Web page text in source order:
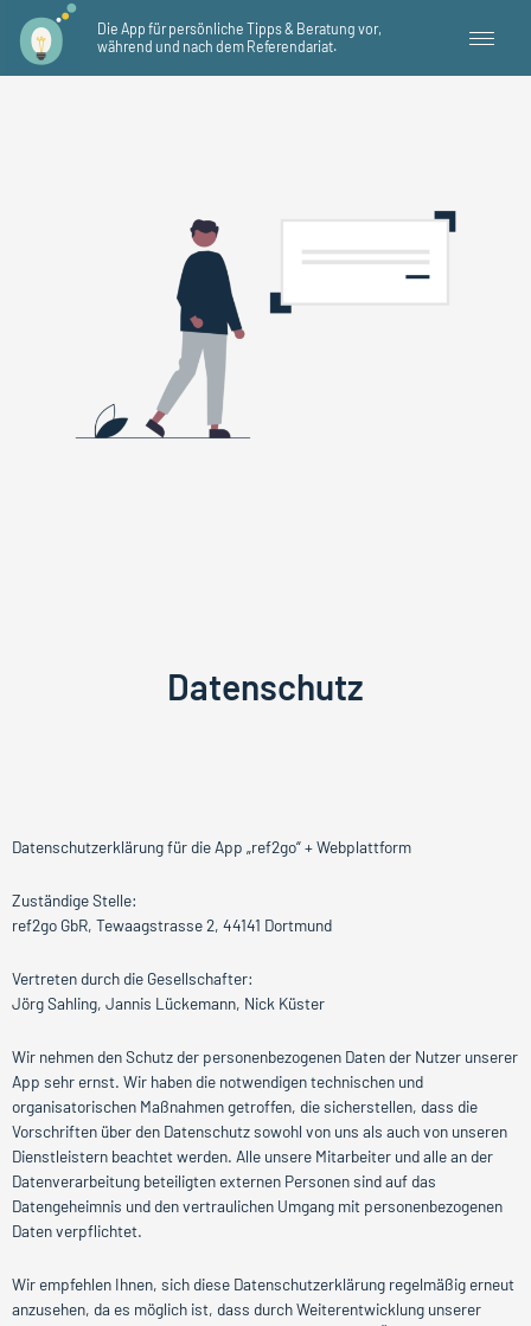
Inhalt
springen
Die App für persönliche Tipps & Beratung vor,
während und nach dem Referendariat.
Datenschutz
Datenschutzerklärung für die App „ref2go“ + Webplattform
Zuständige Stelle:
ref2go GbR, Tewaagstrasse 2, 44141 Dortmund
Vertreten durch die Gesellschafter:
Jörg Sahling, Jannis Lückemann, Nick Küster
Wir nehmen den Schutz der personenbezogenen Daten der Nutzer unserer
App sehr ernst. Wir haben die notwendigen technischen und
organisatorischen Maßnahmen getroffen, die sicherstellen, dass die
Vorschriften über den Datenschutz sowohl von uns als auch von unseren
Dienstleistern beachtet werden. Alle unsere Mitarbeiter und alle an der
Datenverarbeitung beteiligten externen Personen sind auf das
Datengeheimnis und den vertraulichen Umgang mit personenbezogenen
Daten verpflichtet.
Wir empfehlen Ihnen, sich diese Datenschutzerklärung regelmäßig erneut
anzusehen, da es möglich ist, dass durch Weiterentwicklung unserer